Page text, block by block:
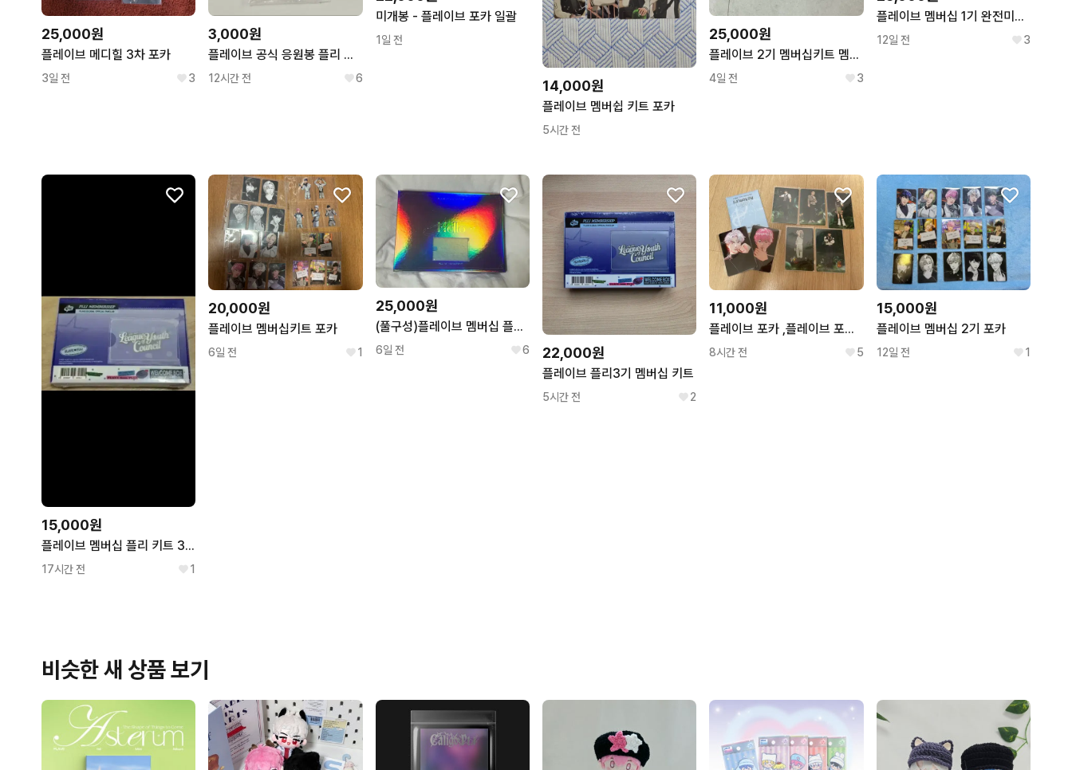
25,000원
플레이브 메디힐 3차 포카
3일 전 3
3,000원
플레이브 공식 응원봉 플리 파츠
12시간 전 6
미개봉 - 플레이브 포카 일괄
1일 전
14,000원
플레이브 멤버쉽 키트 포카
5시간 전
25,000원
플레이브 2기 멤버십키트 멤버쉽키트 포카포함 + 고척콘 스티커
4일 전 3
플레이브 멤버십 1기 완전미개봉
12일 전 3
15,000원
플레이브 멤버십 플리 키트 3기 미개봉 위버스
17시간 전 1
20,000원
플레이브 멤버십키트 포카
6일 전 1
25,000원
(풀구성)플레이브 멤버십 플리 1기 키트
6일 전 6 22,000원
플레이브 플리3기 멤버십 키트
5시간 전 2
11,000원
플레이브 포카 ,플레이브 포카 팩 (미개봉) 일괄
8시간 전 5
15,000원
플레이브 멤버십 2기 포카
12일 전 1
비슷한 새 상품 보기